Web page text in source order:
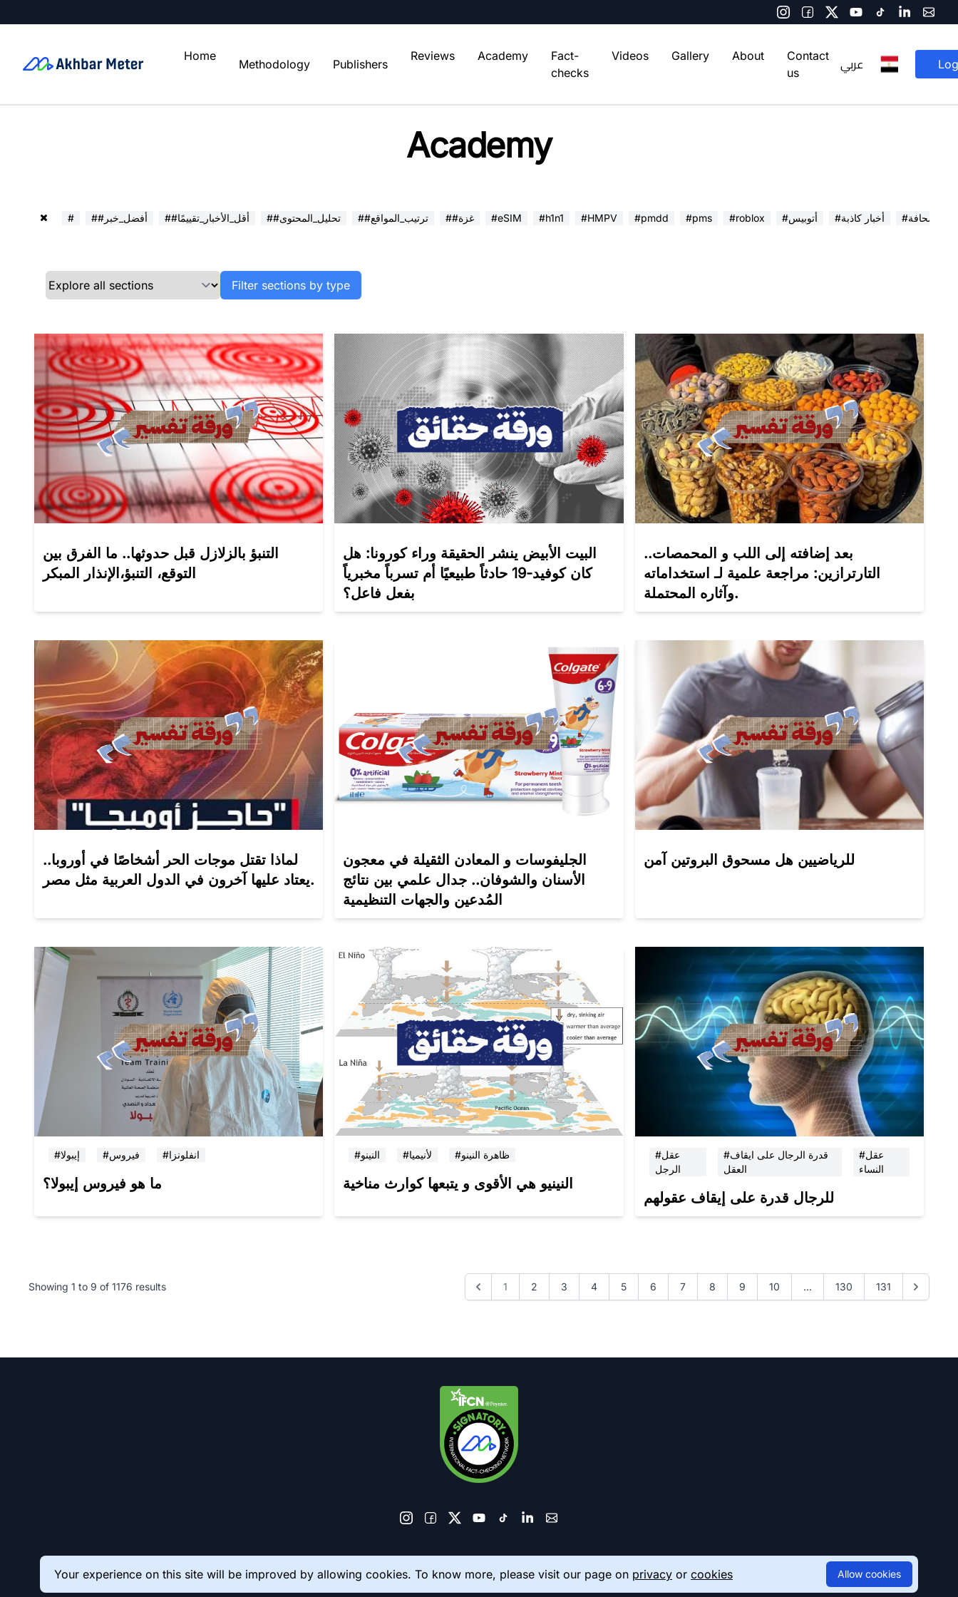
Home
Methodology Publishers
Reviews Academy
Fact-
checks
Videos Gallery About
Contact
us
عربي
Academy
# ##أفضل_خبر ##أقل_الأخبار_تقييمًا ##تحليل_المحتوى ##ترتيب_المواقع ##غزة #eSIM #h1n1 #HMPV #pmdd #pms #roblox #أتوبيس #أخبار كاذبة في الصحافة
Filter sections by type
التنبؤ بالزلازل قبل حدوثها.. ما الفرق بين
التوقع، التنبؤ،الإنذار المبكر
البيت الأبيض ينشر الحقيقة وراء كورونا: هل
كان كوفيد-19 حادثاً طبيعيًا أم تسرباً مخبرياً
بفعل فاعل؟
بعد إضافته إلى اللب و المحمصات..
التارترازين: مراجعة علمية لـ استخداماته
وآثاره المحتملة.
لماذا تقتل موجات الحر أشخاصًا في أوروبا..
يعتاد عليها آخرون في الدول العربية مثل مصر.
الجليفوسات و المعادن الثقيلة في معجون
الأسنان والشوفان.. جدال علمي بين نتائج
المُدعين والجهات التنظيمية
للرياضيين هل مسحوق البروتين آمن
#إيبولا #فيروس #انفلونزا
ما هو فيروس إيبولا؟
#النينو #لأنيميا #ظاهرة النينو
النينيو هي الأقوى و يتبعها كوارث مناخية
#عقل
الرجل
#قدرة الرجال على ايقاف
العقل
#عقل
النساء
للرجال قدرة على إيقاف عقولهم
Showing 1 to 9 of 1176 results 1 2 3 4 5 6 7 8 9 10 ... 130 131
Your experience on this site will be improved by allowing cookies. To know more, please visit our page on privacy or cookies Allow cookies